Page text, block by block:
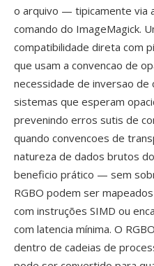
o arquivo — tipicamente via
comando do ImageMagick.
compatibilidade direta com
que usam a convencao de
necessidade de inversao de
sistemas que esperam
prevenindo erros sutis de
quando convencoes de
natureza de dados brutos
beneficio prático — sem
RGBO podem ser
com instruções SIMD ou
com latencia mínima. O
dentro de cadeias de